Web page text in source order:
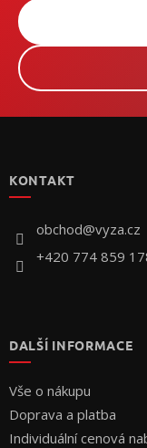
KONTAKT
obchod@vyza.cz
+420 774 859
DALŠÍ INFORMACE
Vše o nákupu
Doprava a platba
Individuální cenová